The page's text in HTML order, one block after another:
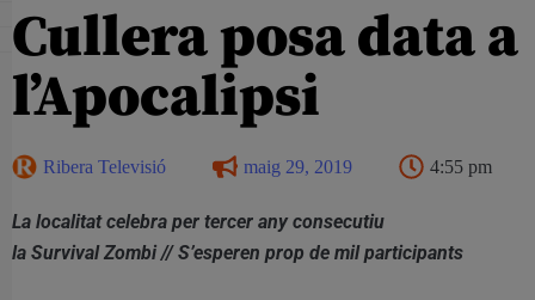
Cullera posa data a
l’Apocalipsi
Ribera Televisió maig 29, 2019 4:55 pm
La localitat celebra per tercer any consecutiu
la Survival Zombi // S’esperen prop de mil participants